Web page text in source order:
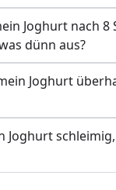
Joghurt nach 8
dünn aus?
Joghurt
Joghurt